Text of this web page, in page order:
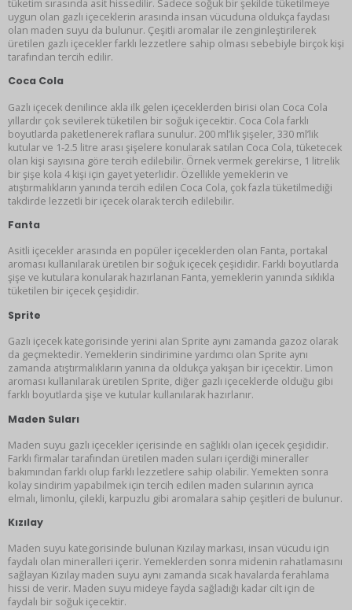
tüketim sırasında asit hissedilir. Sadece soğuk bir şekilde tüketilmeye
uygun olan gazlı içeceklerin arasında insan vücuduna oldukça faydası
olan maden suyu da bulunur. Çeşitli aromalar ile zenginleştirilerek
üretilen gazlı içecekler farklı lezzetlere sahip olması sebebiyle birçok kişi
tarafından tercih edilir.
Coca Cola
Gazlı içecek denilince akla ilk gelen içeceklerden birisi olan Coca Cola
yıllardır çok sevilerek tüketilen bir soğuk içecektir. Coca Cola farklı
boyutlarda paketlenerek raflara sunulur. 200 ml’lik şişeler, 330 ml’lik
kutular ve 1-2.5 litre arası şişelere konularak satılan Coca Cola, tüketecek
olan kişi sayısına göre tercih edilebilir. Örnek vermek gerekirse, 1 litrelik
bir şişe kola 4 kişi için gayet yeterlidir. Özellikle yemeklerin ve
atıştırmalıkların yanında tercih edilen Coca Cola, çok fazla tüketilmediği
takdirde lezzetli bir içecek olarak tercih edilebilir.
Fanta
Asitli içecekler arasında en popüler içeceklerden olan Fanta, portakal
aroması kullanılarak üretilen bir soğuk içecek çeşididir. Farklı boyutlarda
şişe ve kutulara konularak hazırlanan Fanta, yemeklerin yanında sıklıkla
tüketilen bir içecek çeşididir.
Sprite
Gazlı içecek kategorisinde yerini alan Sprite aynı zamanda gazoz olarak
da geçmektedir. Yemeklerin sindirimine yardımcı olan Sprite aynı
zamanda atıştırmalıkların yanına da oldukça yakışan bir içecektir. Limon
aroması kullanılarak üretilen Sprite, diğer gazlı içeceklerde olduğu gibi
farklı boyutlarda şişe ve kutular kullanılarak hazırlanır.
Maden Suları
Maden suyu gazlı içecekler içerisinde en sağlıklı olan içecek çeşididir.
Farklı firmalar tarafından üretilen maden suları içerdiği mineraller
bakımından farklı olup farklı lezzetlere sahip olabilir. Yemekten sonra
kolay sindirim yapabilmek için tercih edilen maden sularının ayrıca
elmalı, limonlu, çilekli, karpuzlu gibi aromalara sahip çeşitleri de bulunur.
Kızılay
Maden suyu kategorisinde bulunan Kızılay markası, insan vücudu için
faydalı olan mineralleri içerir. Yemeklerden sonra midenin rahatlamasını
sağlayan Kızılay maden suyu aynı zamanda sıcak havalarda ferahlama
hissi de verir. Maden suyu mideye fayda sağladığı kadar cilt için de
faydalı bir soğuk içecektir.